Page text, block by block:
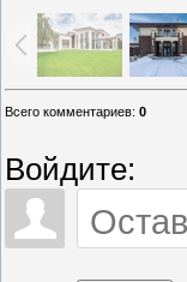
Всего комментариев: 0
Войдите: